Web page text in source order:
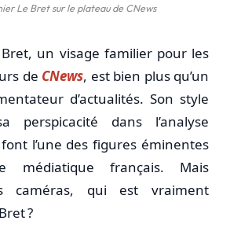
Le Bret sur le plateau de CNews
un visage familier pour les
de CNews, est bien plus qu’un
d’actualités. Son style
perspicacité dans l’analyse
l’une des figures éminentes
médiatique français. Mais
caméras, qui est vraiment
?